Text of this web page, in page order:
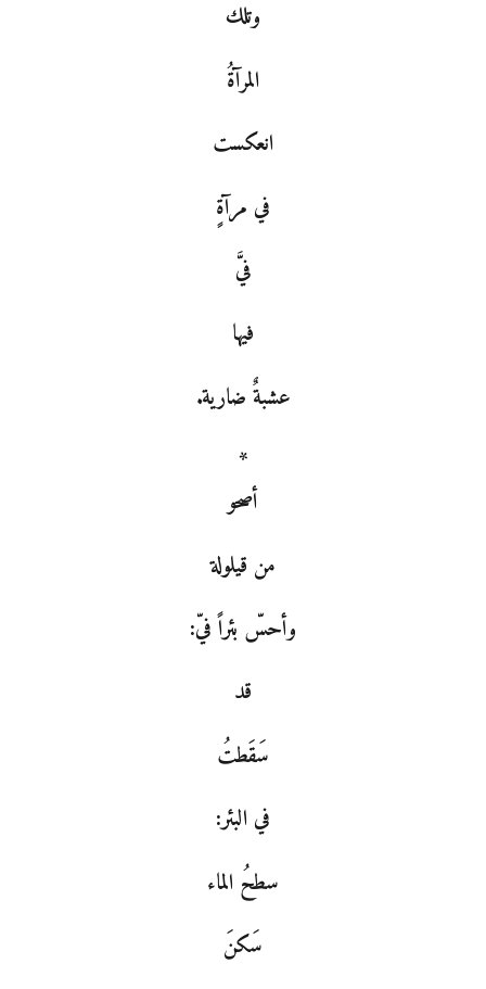
وتلك
المرآةُ
انعكست
في مرآةٍ
فيَّ
فيها
عشبةٌ ضارية.
*
أصحو
من قيلولة
وأحسّ بئراً فيّ:
قد
سَقَطتُ
في البئر:
سطحُ الماء
سَكنَ